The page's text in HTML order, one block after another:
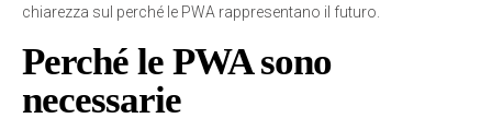
chiarezza sul perché le PWA rappresentano il futuro.
Perché le PWA sono
necessarie